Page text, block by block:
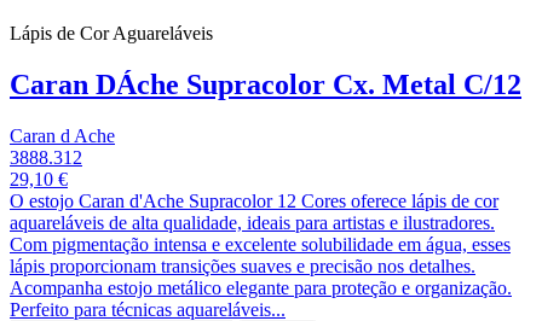
Lápis de Cor Aguareláveis
Caran DÁche Supracolor Cx. Metal C/12
Caran d Ache
3888.312
29,10 €
O estojo Caran d'Ache Supracolor 12 Cores oferece lápis de cor
aquareláveis de alta qualidade, ideais para artistas e ilustradores.
Com pigmentação intensa e excelente solubilidade em água, esses
lápis proporcionam transições suaves e precisão nos detalhes.
Acompanha estojo metálico elegante para proteção e organização.
Perfeito para técnicas aquareláveis...